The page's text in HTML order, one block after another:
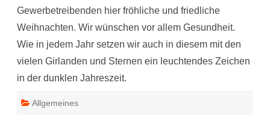
Gewerbetreibenden hier fröhliche und friedliche
Weihnachten. Wir wünschen vor allem Gesundheit.
Wie in jedem Jahr setzen wir auch in diesem mit den
vielen Girlanden und Sternen ein leuchtendes Zeichen
in der dunklen Jahreszeit.
Allgemeines